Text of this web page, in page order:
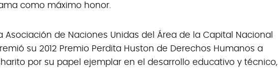
como máximo honor.
Asociación de Naciones Unidas del Área de la Capital Nacional
su 2012 Premio Perdita Huston de Derechos Humanos a
por su papel ejemplar en el desarrollo educativo y técnico,